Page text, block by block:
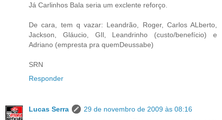
Já Carlinhos Bala seria um exclente reforço.
De cara, tem q vazar: Leandrão, Roger, Carlos ALberto,
Jackson, Gláucio, GIl, Leandrinho (custo/benefício) e
Adriano (empresta pra quemDeussabe)
SRN
Responder
Lucas Serra
29 de novembro de 2009 às 08:16